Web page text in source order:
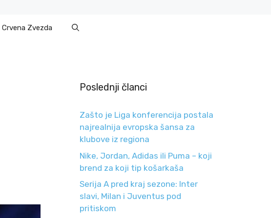
Crvena Zvezda
Poslednji članci
Zašto je Liga konferencija postala
najrealnija evropska šansa za
klubove iz regiona
Nike, Jordan, Adidas ili Puma – koji
brend za koji tip košarkaša
Serija A pred kraj sezone: Inter
slavi, Milan i Juventus pod
pritiskom